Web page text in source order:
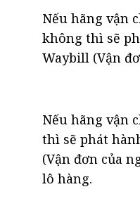
Nếu hãng vận
không thì sẽ
Waybill (Vận
Nếu hãng vận
thì sẽ phát
(Vận đơn của
lô hàng.